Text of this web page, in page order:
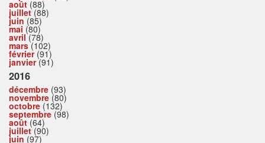
août (88)
juillet(88)
juin (85)
mai (80)
avril(78)
mars(102)
février(91)
janvier(91)
2016
décembre (93)
novembre (80)
octobre (132)
septembre (98)
août (64)
juillet(90)
juin (97)